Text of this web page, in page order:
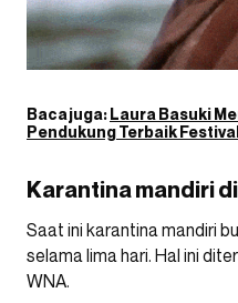
Baca juga:Laura Basuki
Pendukung Terbaik
Karantina mandiri
Saat ini karantina mandiri
selama lima hari. Hal ini
WNA.